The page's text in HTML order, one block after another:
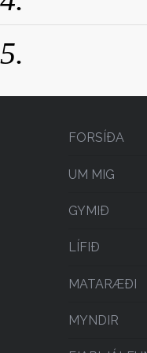
FORSÍÐA
UM MIG
GYMIÐ
LÍFIÐ
MATARÆÐI
MYNDIR